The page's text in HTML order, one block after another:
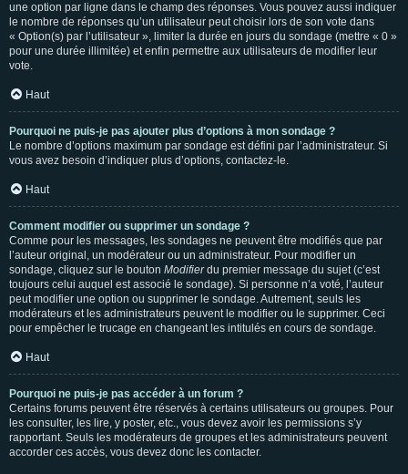
une option par ligne dans le champ des réponses. Vous pouvez aussi indiquer
le nombre de réponses qu’un utilisateur peut choisir lors de son vote dans
« Option(s) par l’utilisateur », limiter la durée en jours du sondage (mettre « 0 »
pour une durée illimitée) et enfin permettre aux utilisateurs de modifier leur
vote.
Haut
Pourquoi ne puis-je pas ajouter plus d’options à mon sondage ?
Le nombre d’options maximum par sondage est défini par l’administrateur. Si
vous avez besoin d’indiquer plus d’options, contactez-le.
Haut
Comment modifier ou supprimer un sondage ?
Comme pour les messages, les sondages ne peuvent être modifiés que par
l’auteur original, un modérateur ou un administrateur. Pour modifier un
sondage, cliquez sur le bouton Modifierdu premier message du sujet (c’est
toujours celui auquel est associé le sondage). Si personne n’a voté, l’auteur
peut modifier une option ou supprimer le sondage. Autrement, seuls les
modérateurs et les administrateurs peuvent le modifier ou le supprimer. Ceci
pour empêcher le trucage en changeant les intitulés en cours de sondage.
Haut
Pourquoi ne puis-je pas accéder à un forum ?
Certains forums peuvent être réservés à certains utilisateurs ou groupes. Pour
les consulter, les lire, y poster, etc., vous devez avoir les permissions s’y
rapportant. Seuls les modérateurs de groupes et les administrateurs peuvent
accorder ces accès, vous devez donc les contacter.